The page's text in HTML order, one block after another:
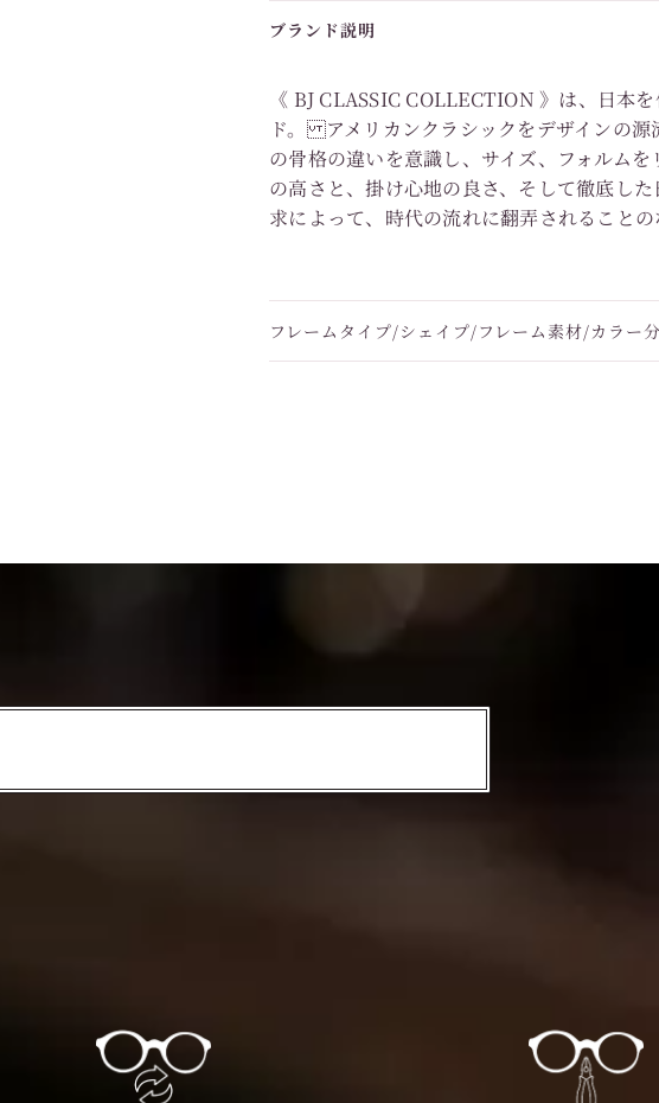
ブランド説明
《 BJ CLASSIC COLLECTION 》は、日本
ド。 アメリカンクラシックをデザインの源
の骨格の違いを意識し、サイズ、フォルム
の高さと、掛け心地の良さ、そして徹底し
求によって、時代の流れに翻弄されることの
フレームタイプ/シェイプ/フレーム素材/カラー